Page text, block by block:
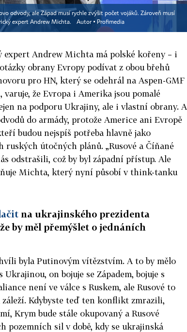
odvody, ale Západ musí rychle zvýšit počet vojáků. Zároveň musí
expert Andrew Michta.
Autor ▪ Profimedia
expert Andrew Michta má polské kořeny – i
obrany Evropy podívat z obou břehů
pro HN, který se odehrál na Aspen-GMF
varuje, že Evropa i Amerika jsou pomalé
na podporu Ukrajiny, ale i vlastní obrany. A
do armády, protože Americe ani Evropě
budou nejspíš potřeba hlavně jako
útočných plánů. „Rusové a Číňané
odstrašili, což by byl západní přístup. Ale
Michta, který nyní působí v think-tanku
na ukrajinského prezidenta
by měl přemýšlet o jednáních
byla Putinovým vítězstvím. A to by mělo
Ukrajinou, on bojuje se Západem, bojuje s
není ve válce s Ruskem, ale Rusové to
Kdybyste teď ten konflikt zmrazili,
Krym bude stále okupovaný a Rusové
pozemních sil v době, kdy se ukrajinská